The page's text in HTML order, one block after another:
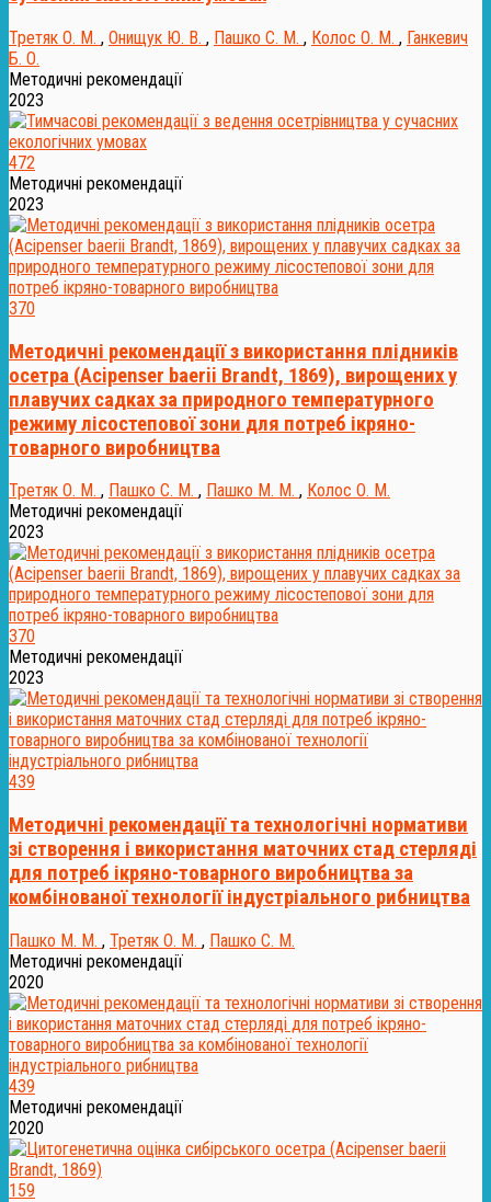
Третяк О. М. , Онищук Ю. В. , Пашко С. М. , Колос О. М. , Ганкевич
Б. О.
Методичні рекомендації
2023
472
Методичні рекомендації
2023
370
Методичні рекомендації з використання плідників
осетра (Acipenser baerii Brandt, 1869), вирощених у
плавучих садках за природного температурного
режиму лісостепової зони для потреб ікряно-
товарного виробництва
Третяк О. М. , Пашко С. М. , Пашко М. М. , Колос О. М.
Методичні рекомендації
2023
370
Методичні рекомендації
2023
439
Методичні рекомендації та технологічні нормативи
зі створення і використання маточних стад стерляді
для потреб ікряно-товарного виробництва за
комбінованої технології індустріального рибництва
Пашко М. М. , Третяк О. М. , Пашко С. М.
Методичні рекомендації
2020
439
Методичні рекомендації
2020
159